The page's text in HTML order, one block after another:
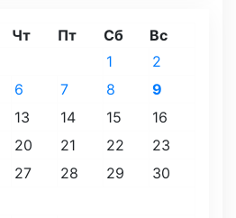
Чт Пт Сб Вс
1
2
6 7 8
9
13 14 15
16
20 21 22
23
27 28 29
30